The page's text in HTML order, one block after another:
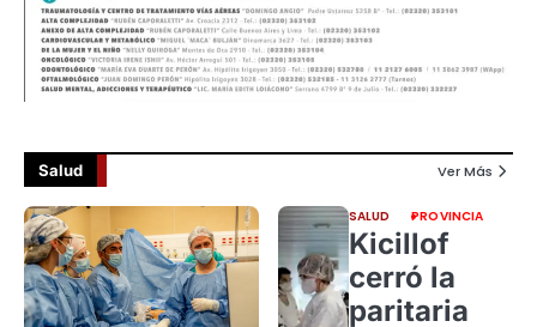
Salud Ver Más
SALUD PROVINCIA
Kicillof
cerró la
paritaria